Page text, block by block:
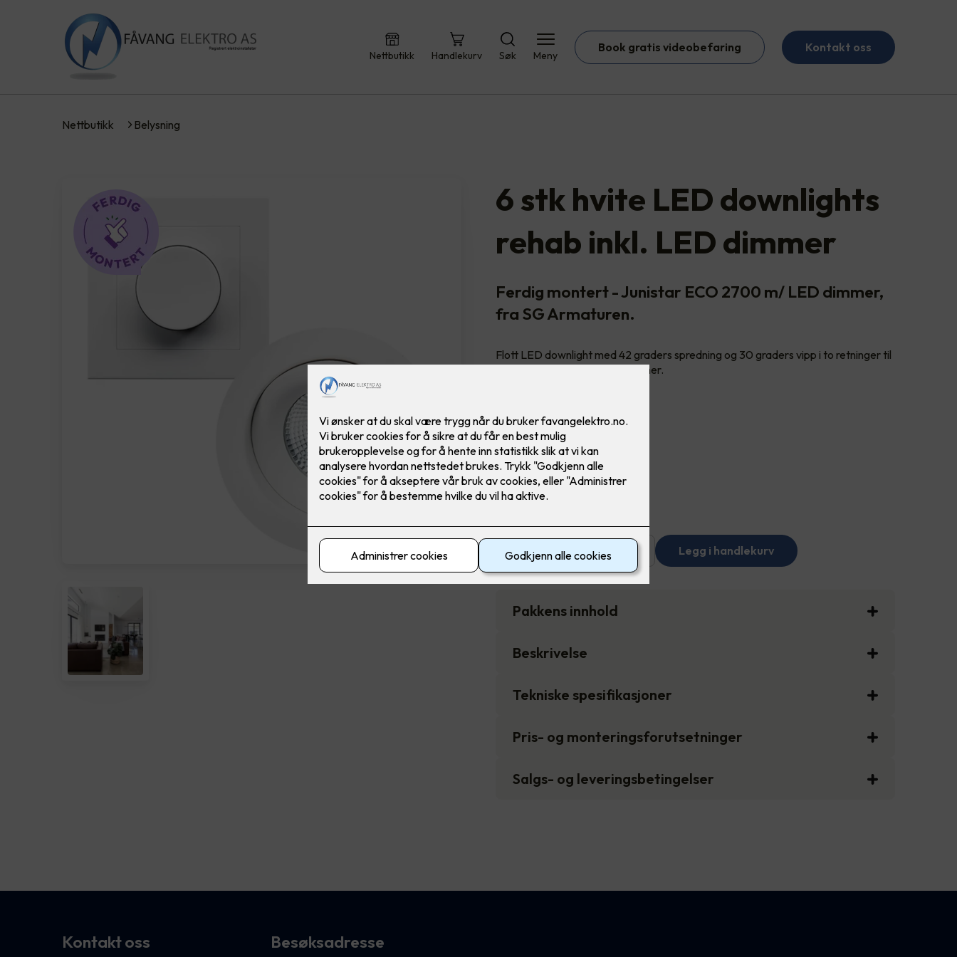
Nettbutikk Handlekurv Søk Meny
Book gratis videobefaring Kontakt oss
Nettbutikk Belysning
6 stk hvite LED downlights
rehab inkl. LED dimmer
Ferdig montert - Junistar ECO 2700 m/ LED dimmer,
fra SG Armaturen.
Flott LED downlight med 42 graders spredning og 30 graders vipp i to retninger til
innendørs bruke, inkl. LED dimmer.
6,900
Antall - Legg i handlekurv
Pakkens innhold
Beskrivelse
Tekniske spesifikasjoner
Pris- og monteringsforutsetninger
Salgs- og leveringsbetingelser
Kontakt oss Besøksadresse